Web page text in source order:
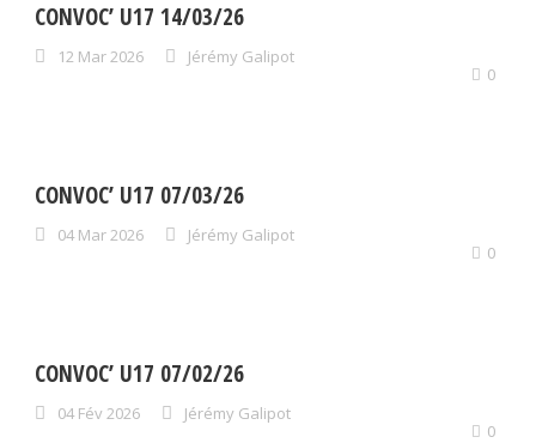
CONVOC’ U17 14/03/26
12 Mar 2026
Jérémy Galipot
0
CONVOC’ U17 07/03/26
04 Mar 2026
Jérémy Galipot
0
CONVOC’ U17 07/02/26
04 Fév 2026
Jérémy Galipot
0